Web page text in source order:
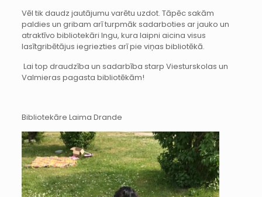
Vēl tik daudz jautājumu varētu uzdot. Tāpēc sakām
paldies un gribam arī turpmāk sadarboties ar jauko un
atraktīvo bibliotekāri Ingu, kura laipni aicina visus
lasītgribētājus iegriezties arī pie viņas bibliotēkā.
Lai top draudzība un sadarbība starp Viesturskolas un
Valmieras pagasta bibliotēkām!
Bibliotekāre Laima Drande